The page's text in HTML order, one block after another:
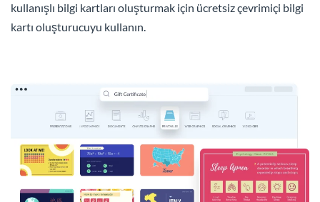
kullanışlı bilgi kartları oluşturmak için ücretsiz çevrimiçi bilgi
kartı oluşturucuyu kullanın.